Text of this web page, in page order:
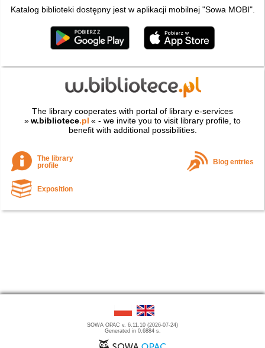
Katalog biblioteki dostępny jest w aplikacji mobilnej "Sowa MOBI".
The library cooperates with portal of library e-services
»w.bibliotece.pl « - we invite you to visit library profile, to
benefit with additional possibilities.
The library
profile
Blog entries
Exposition
SOWA OPAC v. 6.11.10 (2026-07-24)
Generated in 0,6884 s.